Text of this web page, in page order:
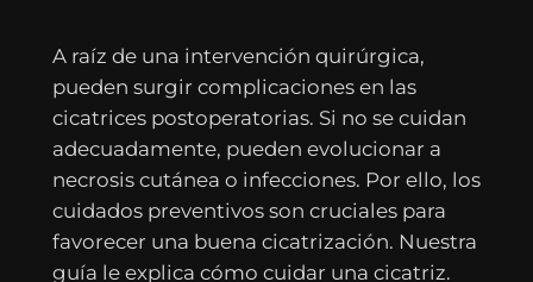
A raíz de una intervención quirúrgica,
pueden surgir complicaciones en las
cicatrices postoperatorias. Si no se cuidan
adecuadamente, pueden evolucionar a
necrosis cutánea o infecciones. Por ello, los
cuidados preventivos son cruciales para
favorecer una buena cicatrización. Nuestra
guía le explica cómo cuidar una cicatriz.